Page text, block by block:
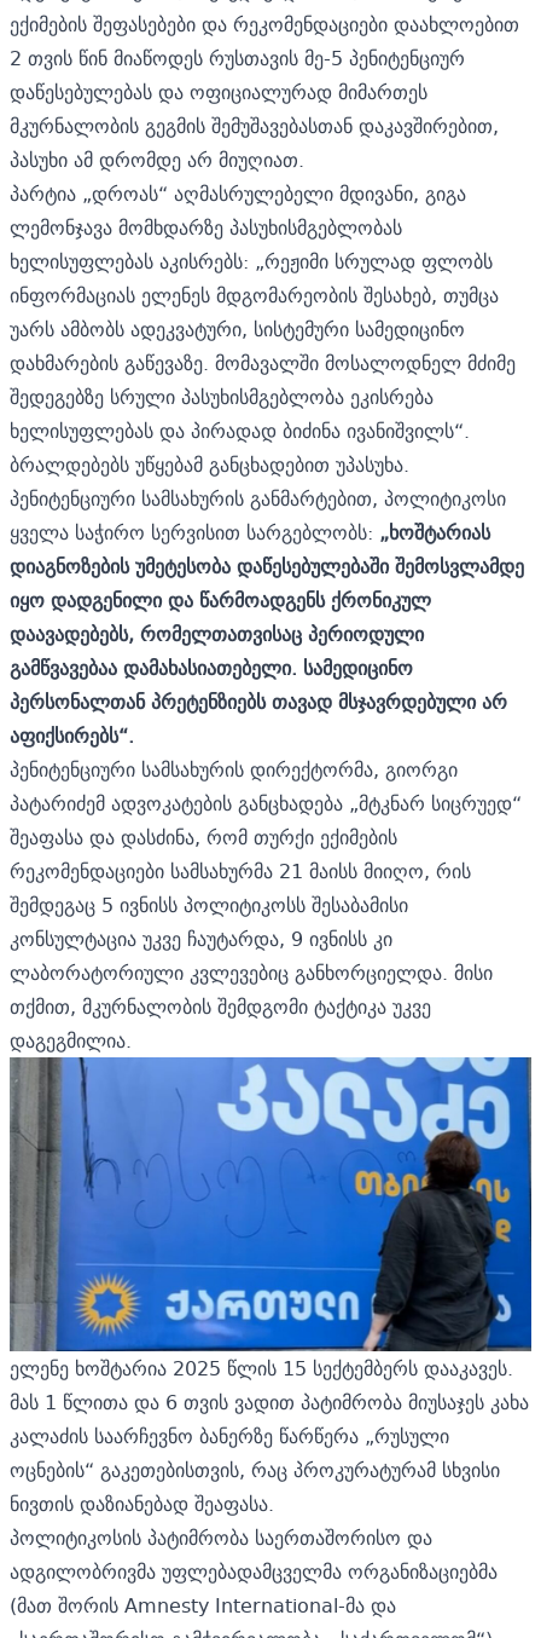
ექიმების შეფასებები და რეკომენდაციები დაახლოებით
2 თვის წინ მიაწოდეს რუსთავის მე-5 პენიტენციურ
დაწესებულებას და ოფიციალურად მიმართეს
მკურნალობის გეგმის შემუშავებასთან დაკავშირებით,
პასუხი ამ დრომდე არ მიუღიათ.
პარტია „დროას“ აღმასრულებელი მდივანი, გიგა
ლემონჯავა მომხდარზე პასუხისმგებლობას
ხელისუფლებას აკისრებს: „რეჟიმი სრულად ფლობს
ინფორმაციას ელენეს მდგომარეობის შესახებ, თუმცა
უარს ამბობს ადეკვატური, სისტემური სამედიცინო
დახმარების გაწევაზე. მომავალში მოსალოდნელ მძიმე
შედეგებზე სრული პასუხისმგებლობა ეკისრება
ხელისუფლებას და პირადად ბიძინა ივანიშვილს“.
ბრალდებებს უწყებამ განცხადებით უპასუხა.
პენიტენციური სამსახურის განმარტებით, პოლიტიკოსი
ყველა საჭირო სერვისით სარგებლობს: „ხოშტარიას
დიაგნოზებისუმეტესობადაწესებულებაშიშემოსვლამდე
იყოდადგენილიდა წარმოადგენსქრონიკულ
დაავადებებს,რომელთათვისაცპერიოდული
გამწვავებაადამახასიათებელი. სამედიცინო
პერსონალთანპრეტენზიებსთავადმსჯავრდებულიარ
აფიქსირებს“.
პენიტენციური სამსახურის დირექტორმა, გიორგი
პატარიძემ ადვოკატების განცხადება „მტკნარ სიცრუედ“
შეაფასა და დასძინა, რომ თურქი ექიმების
რეკომენდაციები სამსახურმა 21 მაისს მიიღო, რის
შემდეგაც 5 ივნისს პოლიტიკოსს შესაბამისი
კონსულტაცია უკვე ჩაუტარდა, 9 ივნისს კი
ლაბორატორიული კვლევებიც განხორციელდა. მისი
თქმით, მკურნალობის შემდგომი ტაქტიკა უკვე
დაგეგმილია.
ელენე ხოშტარია 2025 წლის 15 სექტემბერს დააკავეს.
მას 1 წლითა და 6 თვის ვადით პატიმრობა მიუსაჯეს კახა
კალაძის საარჩევნო ბანერზე წარწერა „რუსული
ოცნების“ გაკეთებისთვის, რაც პროკურატურამ სხვისი
ნივთის დაზიანებად შეაფასა.
პოლიტიკოსის პატიმრობა საერთაშორისო და
ადგილობრივმა უფლებადამცველმა ორგანიზაციებმა
(მათ შორის Amnesty International-მა და